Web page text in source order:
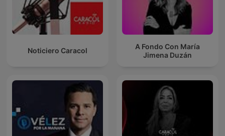
Noticiero Caracol
A Fondo Con María
Jimena Duzán